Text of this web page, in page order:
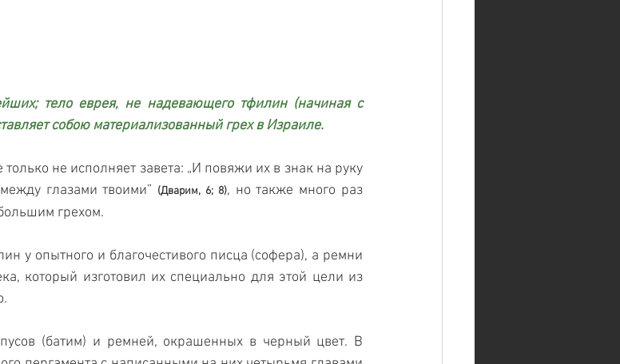
тело еврея, не надевающего тфилин (начиная с
собою материализованный грех в Израиле.
не исполняет завета: „И повяжи их в знак на руку
глазами твоими” (Дварим, 6; 8), но также много раз
грехом.
у опытного и благочестивого писца (софера), а ремни
который изготовил их специально для этой цели из
(батим) и ремней, окрашенных в черный цвет. В